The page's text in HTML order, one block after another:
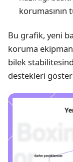
korumasının
Bu grafik, yeni
koruma
bilek
destekleri